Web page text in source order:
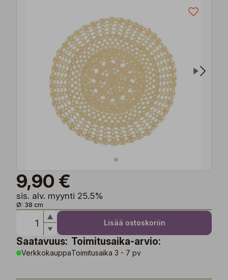
9,90 €
sis. alv. myynti 25.5%
Ø: 38 cm
Lisää ostoskoriin
Saatavuus:
Verkkokauppa
Toimitusaika-arvio:
Toimitusaika 3 - 7 pv